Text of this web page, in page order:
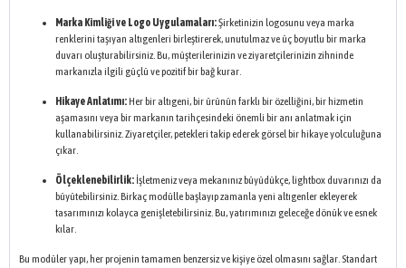
Marka Kimliği ve Logo Uygulamaları:Şirketinizin logosunu veya marka
renklerini taşıyan altıgenleri birleştirerek, unutulmaz ve üç boyutlu bir marka
duvarı oluşturabilirsiniz. Bu, müşterilerinizin ve ziyaretçilerinizin zihninde
markanızla ilgili güçlü ve pozitif bir bağ kurar.
Hikaye Anlatımı:Her bir altıgeni, bir ürünün farklı bir özelliğini, bir hizmetin
aşamasını veya bir markanın tarihçesindeki önemli bir anı anlatmak için
kullanabilirsiniz. Ziyaretçiler, petekleri takip ederek görsel bir hikaye yolculuğuna
çıkar.
Ölçeklenebilirlik: İşletmeniz veya mekanınız büyüdükçe, lightbox duvarınızı da
büyütebilirsiniz. Birkaç modülle başlayıp zamanla yeni altıgenler ekleyerek
tasarımınızı kolayca genişletebilirsiniz. Bu, yatırımınızı geleceğe dönük ve esnek
kılar.
Bu modüler yapı, her projenin tamamen benzersiz ve kişiye özel olmasını sağlar. Standart